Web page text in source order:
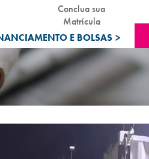
E BOLSAS >
Conclua sua
Matrícula